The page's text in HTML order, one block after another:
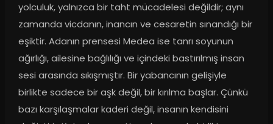
yolculuk, yalnızca bir taht mücadelesi değildir; aynı
zamanda vicdanın, inancın ve cesaretin sınandığı bir
eşiktir. Adanın prensesi Medea ise tanrı soyunun
ağırlığı, ailesine bağlılığı ve içindeki bastırılmış insan
sesi arasında sıkışmıştır. Bir yabancının gelişiyle
birlikte sadece bir aşk değil, bir kırılma başlar. Çünkü
bazı karşılaşmalar kaderi değil, insanın kendisini